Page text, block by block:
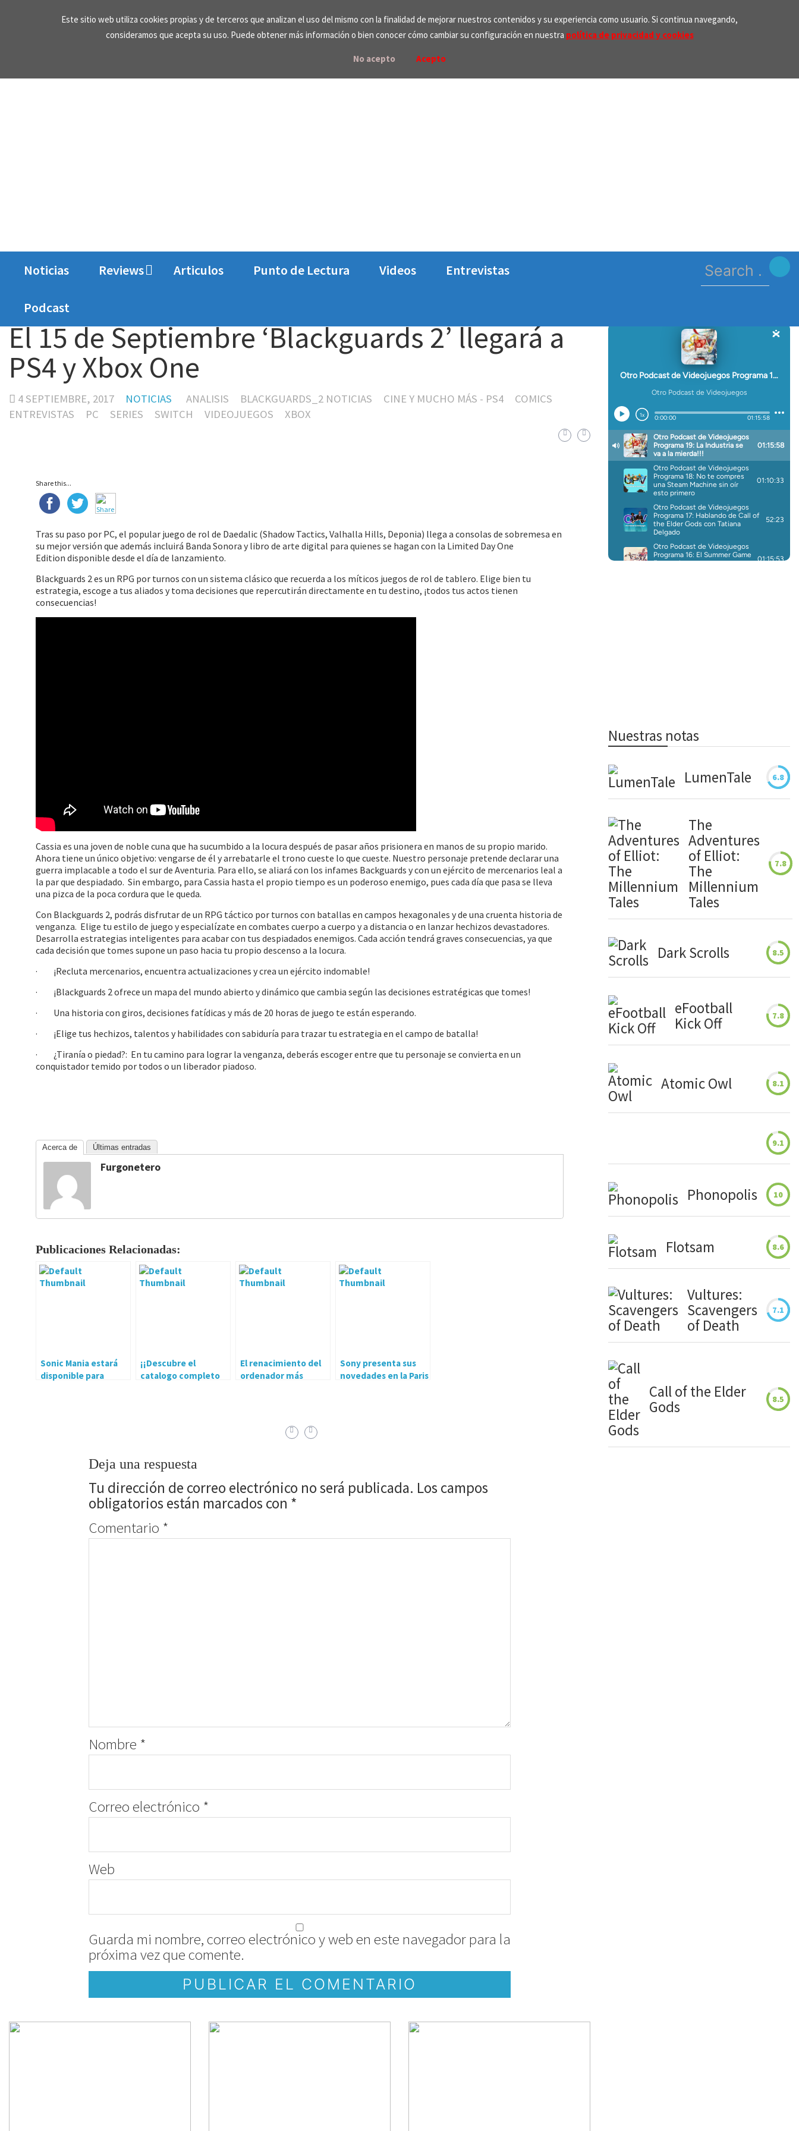
Este sitio web utiliza cookies propias y de terceros que analizan el uso del mismo con la finalidad de mejorar nuestros contenidos y su experiencia como usuario. Si continua navegando,
consideramos que acepta su uso. Puede obtener más información o bien conocer cómo cambiar su configuración en nuestra política de privacidad y cookies
No acepto Acepto
Noticias Reviews Articulos Punto de Lectura Videos Entrevistas
Podcast
Search
for:
El 15 de Septiembre ‘Blackguards 2’ llegará a
PS4 y Xbox One
4 SEPTIEMBRE, 2017 NOTICIAS ANALISIS BLACKGUARDS_2 NOTICIAS CINE Y MUCHO MÁS - PS4
COMICS
ENTREVISTAS
PC SERIES SWITCH VIDEOJUEGOS XBOX
Share this...
Tras su paso por PC, el popular juego de rol de Daedalic (Shadow Tactics, Valhalla Hills, Deponia) llega a consolas de sobremesa en
su mejor versión que además incluirá Banda Sonora y libro de arte digital para quienes se hagan con la Limited Day One
Edition disponible desde el día de lanzamiento.
Blackguards 2 es un RPG por turnos con un sistema clásico que recuerda a los míticos juegos de rol de tablero. Elige bien tu
estrategia, escoge a tus aliados y toma decisiones que repercutirán directamente en tu destino, ¡todos tus actos tienen
consecuencias!
Cassia es una joven de noble cuna que ha sucumbido a la locura después de pasar años prisionera en manos de su propio marido.
Ahora tiene un único objetivo: vengarse de él y arrebatarle el trono cueste lo que cueste. Nuestro personaje pretende declarar una
guerra implacable a todo el sur de Aventuria. Para ello, se aliará con los infames Backguards y con un ejército de mercenarios leal a
la par que despiadado. Sin embargo, para Cassia hasta el propio tiempo es un poderoso enemigo, pues cada día que pasa se lleva
una pizca de la poca cordura que le queda.
Con Blackguards 2, podrás disfrutar de un RPG táctico por turnos con batallas en campos hexagonales y de una cruenta historia de
venganza. Elige tu estilo de juego y especialízate en combates cuerpo a cuerpo y a distancia o en lanzar hechizos devastadores.
Desarrolla estrategias inteligentes para acabar con tus despiadados enemigos. Cada acción tendrá graves consecuencias, ya que
cada decisión que tomes supone un paso hacia tu propio descenso a la locura.
· ¡Recluta mercenarios, encuentra actualizaciones y crea un ejército indomable!
· ¡Blackguards 2 ofrece un mapa del mundo abierto y dinámico que cambia según las decisiones estratégicas que tomes!
· Una historia con giros, decisiones fatídicas y más de 20 horas de juego te están esperando.
· ¡Elige tus hechizos, talentos y habilidades con sabiduría para trazar tu estrategia en el campo de batalla!
· ¿Tiranía o piedad?: En tu camino para lograr la venganza, deberás escoger entre que tu personaje se convierta en un
conquistador temido por todos o un liberador piadoso.
Acerca de Últimas entradas
Furgonetero
Publicaciones Relacionadas:
Sonic Mania estará
disponible para
¡¡Descubre el
catalogo completo
El renacimiento del
ordenador más
Sony presenta sus
novedades en la Paris
Deja una respuesta
Tu dirección de correo electrónico no será publicada. Los campos
obligatorios están marcados con *
Comentario *
Nombre *
Correo electrónico *
Web
Guarda mi nombre, correo electrónico y web en este navegador para la
próxima vez que comente.
Nuestras notas
LumenTale 6.8
The
Adventures
of Elliot:
The
Millennium
Tales
7.8
Dark Scrolls 8.5
eFootball
Kick Off
7.8
Atomic Owl 8.1
9.1
Phonopolis 10
Flotsam 8.6
Vultures:
Scavengers
of Death
7.1
Call of the Elder
Gods
8.5